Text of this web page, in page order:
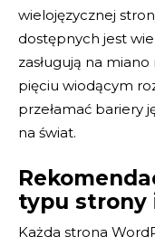
wielojęzycznej
dostępnych jest
zasługują na
pięciu wiodącym
przełamać bariery
na świat.
typu strony
Każda strona